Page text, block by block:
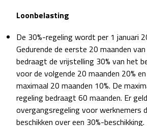
Loonbelasting
De 30%-regeling wordt per 1 januari
Gedurende de eerste 20 maanden
bedraagt de vrijstelling 30% van het
voor de volgende 20 maanden 20%
maximaal 20 maanden 10%. De
regeling bedraagt 60 maanden. Er
overgangsregeling voor werknemers
beschikken over een 30%-beschikking.